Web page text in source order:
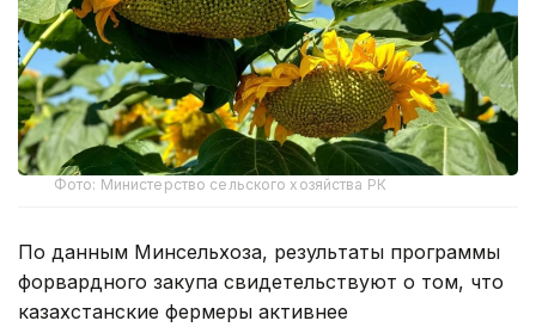
Фото: Министерство сельского хозяйства РК
По данным Минсельхоза, результаты программы
форвардного закупа свидетельствуют о том, что
казахстанские фермеры активнее